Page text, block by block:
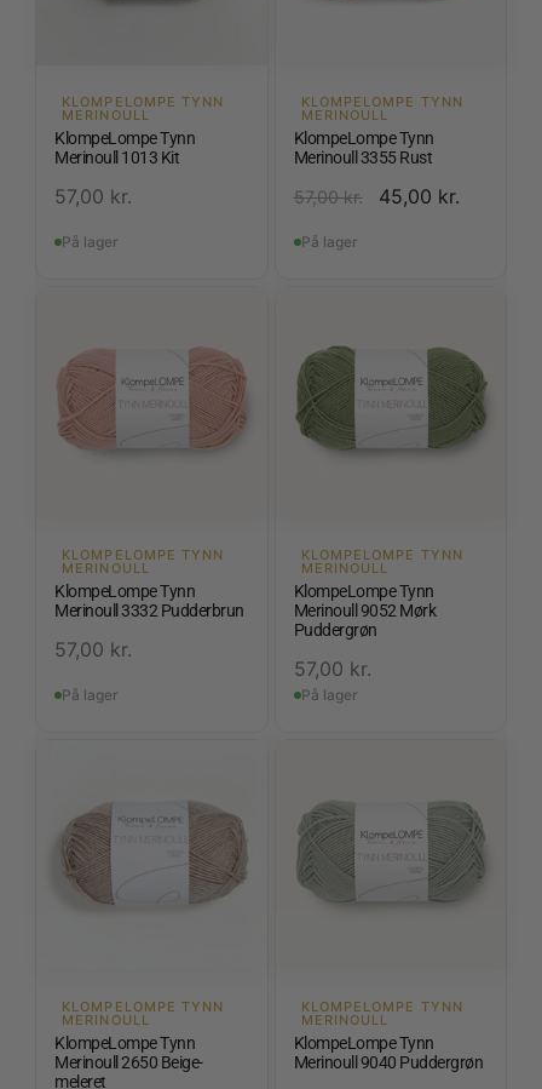
KLOMPELOMPE TYNN
MERINOULL
KlompeLompe Tynn
Merinoull 1013 Kit
57,00 kr.
På lager
KLOMPELOMPE TYNN
MERINOULL
KlompeLompe Tynn
Merinoull 3355 Rust
57,00kr. 45,00 kr.
På lager
KLOMPELOMPE TYNN
MERINOULL
KlompeLompe Tynn
Merinoull 3332 Pudderbrun
57,00 kr.
På lager
KLOMPELOMPE TYNN
MERINOULL
KlompeLompe Tynn
Merinoull 9052 Mørk
Puddergrøn
57,00 kr.
På lager
KLOMPELOMPE TYNN
MERINOULL
KlompeLompe Tynn
Merinoull 2650 Beige-
meleret
KLOMPELOMPE TYNN
MERINOULL
KlompeLompe Tynn
Merinoull 9040 Puddergrøn